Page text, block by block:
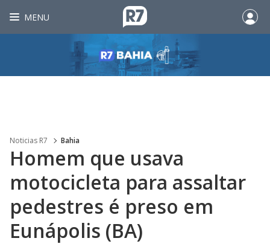
MENU
Noticias R7 Bahia
Homem que usava
motocicleta para assaltar
pedestres é preso em
Eunápolis (BA)